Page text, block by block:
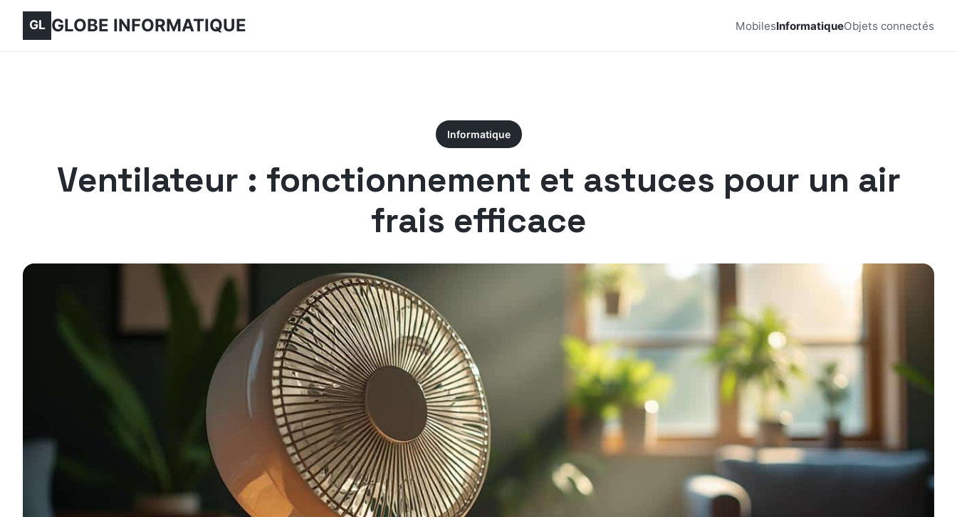
GLOBE INFORMATIQUE MobilesInformatiqueObjets connectés
Informatique
Ventilateur : fonctionnement et astuces pour un air
frais efficace